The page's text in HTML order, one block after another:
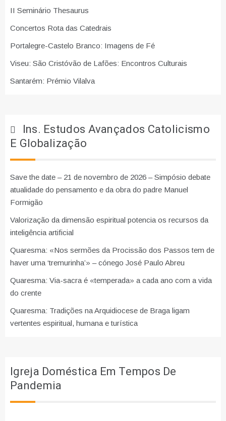
II Seminário Thesaurus
Concertos Rota das Catedrais
Portalegre-Castelo Branco: Imagens de Fé
Viseu: São Cristóvão de Lafões: Encontros Culturais
Santarém: Prémio Vilalva
Ins. Estudos Avançados Catolicismo
E Globalização
Save the date – 21 de novembro de 2026 – Simpósio debate
atualidade do pensamento e da obra do padre Manuel
Formigão
Valorização da dimensão espiritual potencia os recursos da
inteligência artificial
Quaresma: «Nos sermões da Procissão dos Passos tem de
haver uma ‘tremurinha’» – cónego José Paulo Abreu
Quaresma: Via-sacra é «temperada» a cada ano com a vida
do crente
Quaresma: Tradições na Arquidiocese de Braga ligam
vertentes espiritual, humana e turística
Igreja Doméstica Em Tempos De
Pandemia